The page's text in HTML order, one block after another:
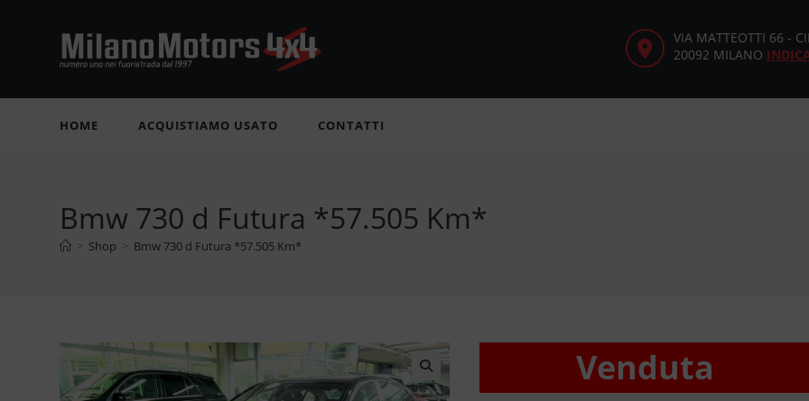
VIA MATTEOTTI 66 -
20092 MILANO
HOME ACQUISTIAMO USATO CONTATTI
Bmw 730 d Futura *57.505 Km*
> Shop > Bmw 730 d Futura *57.505 Km*
🔍
Venduta